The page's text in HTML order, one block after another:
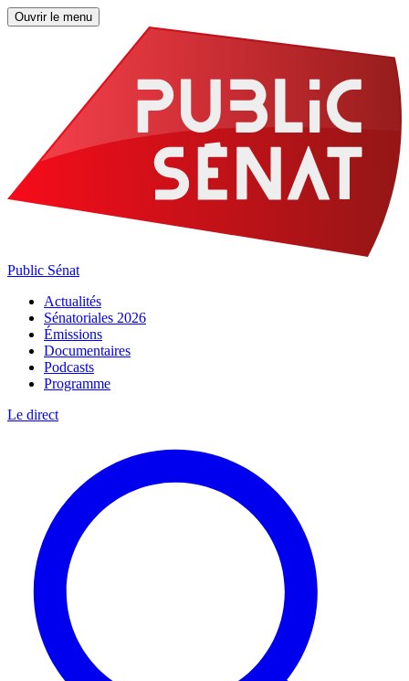
Ouvrir le menu
Public Sénat
Actualités
Sénatoriales 2026
Émissions
Documentaires
Podcasts
Programme
Le direct